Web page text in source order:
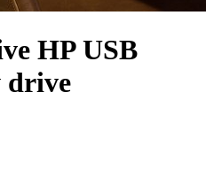
HP USB
drive